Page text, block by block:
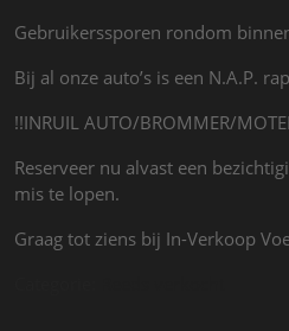
Gebruikerssporen rondom
Bij al onze auto’s is een N.A.P.
!!INRUIL AUTO/BROMMER/
Reserveer nu alvast een
mis te lopen.
Graag tot ziens bij In-Verkoop